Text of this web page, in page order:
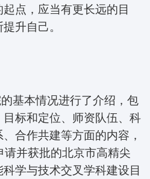
点，应当有更长远的目
升自己。
基本情况进行了介绍，包
标和定位、师资队伍、科
合作共建等方面的内容，
请并获批的北京市高精尖
学与技术交叉学科建设目